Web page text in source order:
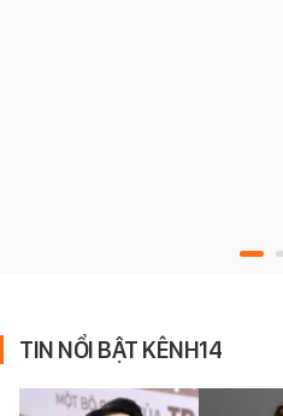
TIN NỔI BẬT KÊNH14